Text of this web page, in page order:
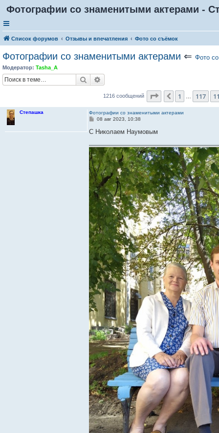
Фотографии со знаменитыми актерами -
Список форумов Отзывы и впечатления Фото со съёмок
Фотографии со знаменитыми актерами ⇐ Фото
Модератор: Tasha_A
Поиск
1216 сообщений Страница 119из
Пред.
1 117
Степашка
Фотографии со знаменитыми актерами
С
о
е
н
и
е
08 авг 2023, 10:38
С Николаем Наумовым